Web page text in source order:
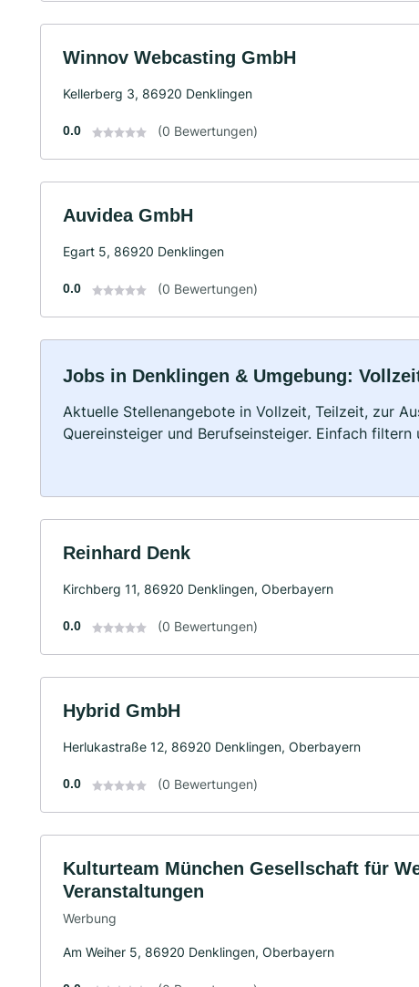
Winnov Webcasting GmbH
Kellerberg 3, 86920 Denklingen
0.0 (0 Bewertungen)
Auvidea GmbH
Egart 5, 86920 Denklingen
0.0 (0 Bewertungen)
Jobs in Denklingen & Umgebung:
Aktuelle Stellenangebote in Vollzeit, Teilzeit, zur
Quereinsteiger und Berufseinsteiger. Einfach filtern
Reinhard Denk
Kirchberg 11, 86920 Denklingen, Oberbayern
0.0 (0 Bewertungen)
Hybrid GmbH
Herlukastraße 12, 86920 Denklingen, Oberbayern
0.0 (0 Bewertungen)
Kulturteam München Gesellschaft für
Veranstaltungen
Werbung
Am Weiher 5, 86920 Denklingen, Oberbayern